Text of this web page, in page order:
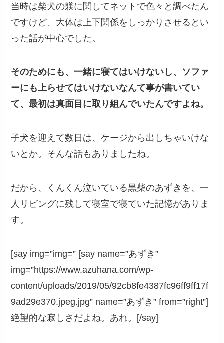
当時は柴犬の躾に関してネットで色々と調べたん
ですけど、大体は上下関係をしっかりさせるとい
った話が中心でした。
そのためにも、一緒に寝てはいけないし、ソファ
ーにも上らせてはいけないなんて事が書いてい
て、最初は真面目に取り組んでいたんですよね。
子犬を迎えて数日は、ケージから出しちゃいけな
いとか。そんな話もありましたね。
だから、くんくん泣いている黒柴のあずきを、一
人リビングに残して寝室で寝ていた記憶がありま
す。
[say img=”img=” [say name=”あずき”
img=”https://www.azuhana.com/wp-
content/uploads/2019/05/92cb8fe4387fc96ff9ff17f
9ad29e370.jpeg.jpg” name=”あずき” from=”right”]
絶望的な寂しさだよね。あれ。[/say]